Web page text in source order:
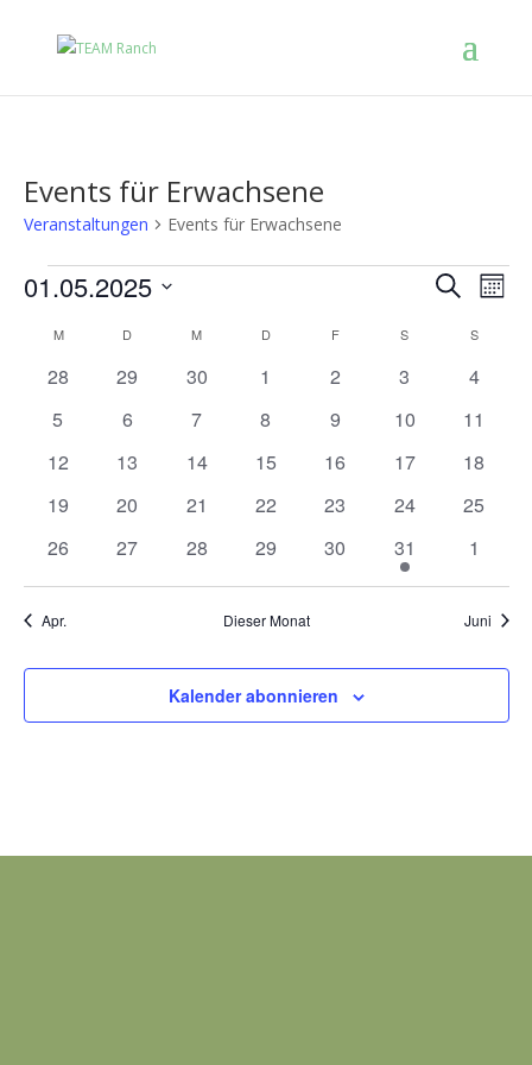
Events für Erwachsene
Veranstaltungen Events für Erwachsene
Suche
Suche
01.05.2025
wählen.
Kalender
Veranstaltungen
M D M D F S S
0
28
0
29
0
30
0
1
0
2
0
3
0
4
0
5
0
6
0
7
0
8
0
9
0
10
0
11
0
12
0
13
0
14
0
15
0
16
0
17
0
18
0
19
0
20
0
21
0
22
0
23
0
24
0
25
0
26
0
27
0
28
0
29
0
Veranstaltungen
30
1
Veranstaltung
31
0
1
Apr. Dieser Monat Juni
Kalender abonnieren